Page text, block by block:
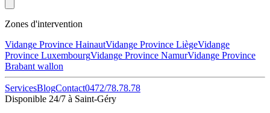
Zones d'intervention
Vidange Province HainautVidange Province LiègeVidange
Province LuxembourgVidange Province NamurVidange Province
Brabant wallon
ServicesBlogContact0472/78.78.78
Disponible 24/7 à Saint-Géry